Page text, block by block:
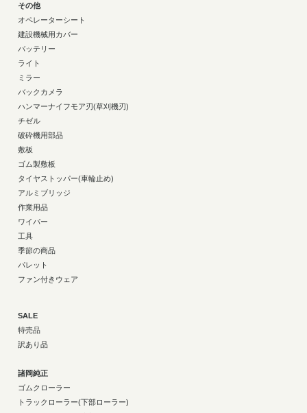
その他
オペレーターシート
建設機械用カバー
バッテリー
ライト
ミラー
バックカメラ
ハンマーナイフモア刃(草刈機刃)
チゼル
破砕機用部品
敷板
ゴム製敷板
タイヤストッパー(車輪止め)
アルミブリッジ
作業用品
ワイパー
工具
季節の商品
パレット
ファン付きウェア
SALE
特売品
訳あり品
諸岡純正
ゴムクローラー
トラックローラー(下部ローラー)